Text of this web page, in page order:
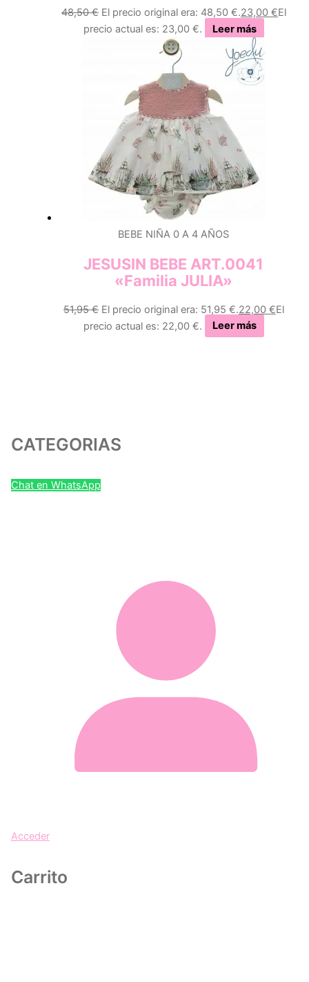
CATEGORIAS
Chat en WhatsApp
Acceder
Carrito
48,50€ El precio original era: 48,50 €.23,00 €El
precio actual es: 23,00 €.
Leer más
BEBE NIÑA 0 A 4 AÑOS
JESUSIN BEBE ART.0041
«Familia JULIA»
51,95€ El precio original era: 51,95 €.22,00 €El
precio actual es: 22,00 €.
Leer más